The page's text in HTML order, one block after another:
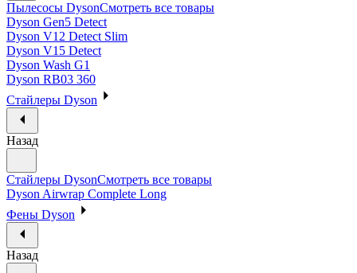
Пылесосы DysonСмотреть все товары
Dyson Gen5 Detect
Dyson V12 Detect Slim
Dyson V15 Detect
Dyson Wash G1
Dyson RB03 360
Стайлеры Dyson
Назад
Стайлеры DysonСмотреть все товары
Dyson Airwrap Complete Long
Фены Dyson
Назад